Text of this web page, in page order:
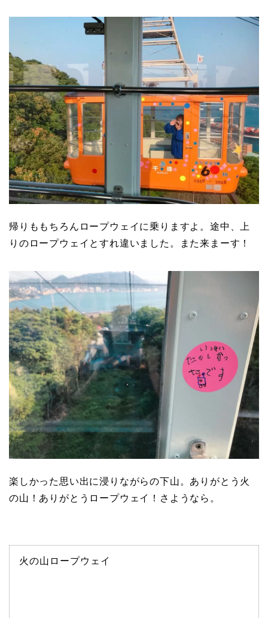
帰りももちろんロープウェイに乗りますよ。途中、上
りのロープウェイとすれ違いました。また来まーす！
楽しかった思い出に浸りながらの下山。ありがとう火
の山！ありがとうロープウェイ！さようなら。
火の山ロープウェイ